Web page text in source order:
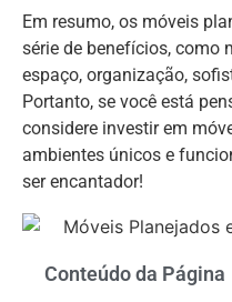
Em resumo, os móveis
série de benefícios, como
espaço, organização,
Portanto, se você está
considere investir em
ambientes únicos e
ser encantador!
Conteúdo da Página